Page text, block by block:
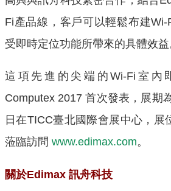
Fi產品線，客戶可以輕鬆布建
受即時定位功能所帶來的具體效益
這項先進的尖端的Wi-Fi室內
Computex 2017 首次發表，展期
日在TICC臺北國際會展中心，展
蒞臨訪問 www.edimax.com。
關於Edimax 訊舟科技